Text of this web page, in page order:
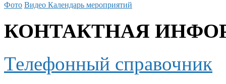
Фото Видео Календарь мероприятий
КОНТАКТНАЯ
Телефонный справочник